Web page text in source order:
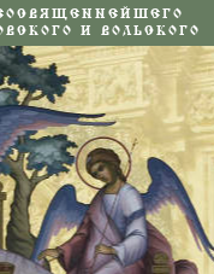
И ВОЛЬСКОГО